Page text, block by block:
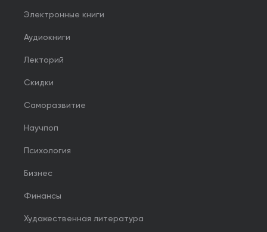
Электронные книги
Аудиокниги
Лекторий
Скидки
Саморазвитие
Научпоп
Психология
Бизнес
Финансы
Художественная литература